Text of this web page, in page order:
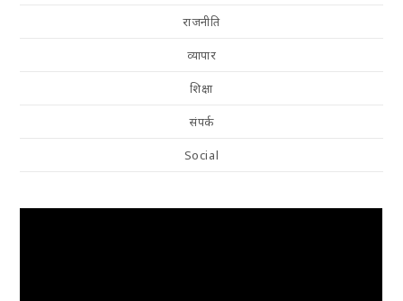
राजनीति
व्यापार
शिक्षा
संपर्क
Social